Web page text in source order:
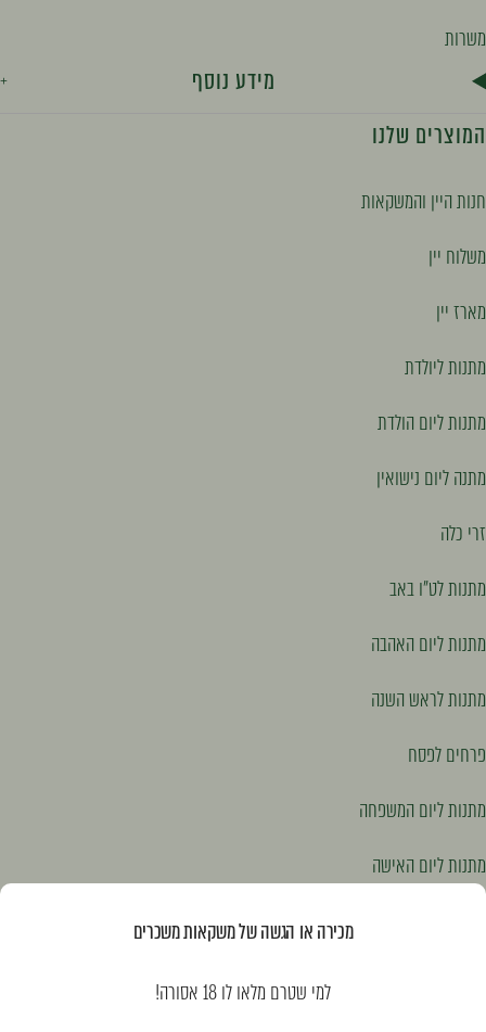
מכירה או הגשה של משקאות משכרים
למי שטרם מלאו לו 18 אסורה!
משרות
מידע נוסף
המוצרים שלנו
חנות היין והמשקאות
משלוח יין
מארז יין
מתנות ליולדת
מתנות ליום הולדת
מתנה ליום נישואין
זרי כלה
מתנות לט"ו באב
מתנות ליום האהבה
מתנות לראש השנה
פרחים לפסח
מתנות ליום המשפחה
מתנות ליום האישה